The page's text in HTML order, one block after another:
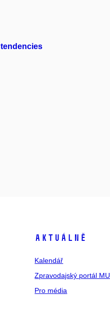
Aktuálně
Kalendář
Zpravodajský portál MU
Pro média